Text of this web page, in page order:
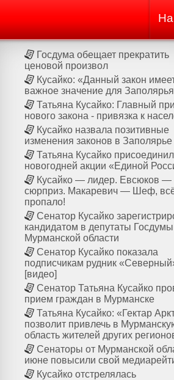
Госдума обещает прекратить
ценовой произвол
Кусайко: «Данный закон
важное значение для
Татьяна Кусайко: Главный
нового закона - привязка к
Кусайко назвала позитивные
изменения законов в Заполярье
Татьяна Кусайко
новогодней акции «Единой
Кусайко — лидер. Евсюков —
сюрприз. Макаревич — Шеф,
пропало!
Сенатор Кусайко
кандидатом в депутаты
Мурманской области
Сенатор Кусайко показала
подписчикам рудник
[видео]
Сенатор Татьяна Кусайко
прием граждан в Мурманске
Татьяна Кусайко: «Гектар
позволит привлечь в
область жителей других
Сенаторы от Мурманской
июне повысили свой
Кусайко отстрелялась